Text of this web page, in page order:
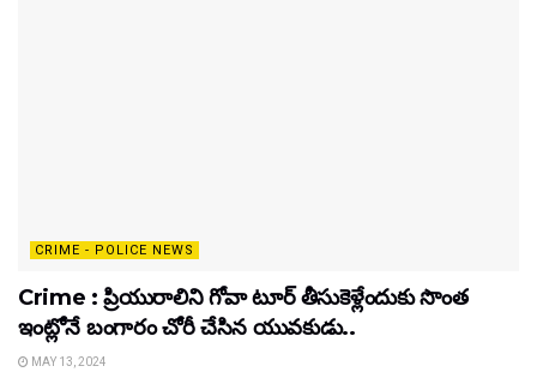
CRIME - POLICE NEWS
Crime : ప్రియురాలిని గోవా టూర్ తీసుకెళ్లేందుకు సొంత
ఇంట్లోనే బంగారం చోరీ చేసిన యువకుడు..
MAY 13, 2024